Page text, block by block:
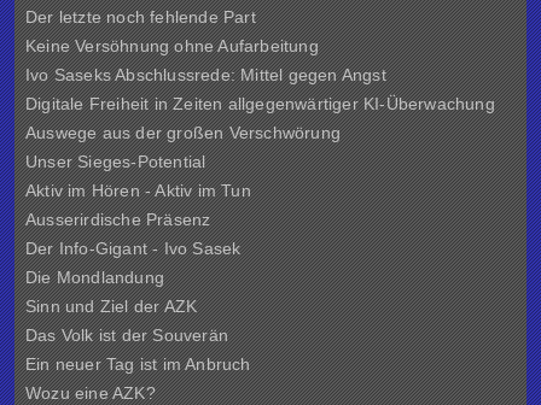
Der letzte noch fehlende Part
Keine Versöhnung ohne Aufarbeitung
Ivo Saseks Abschlussrede: Mittel gegen Angst
Digitale Freiheit in Zeiten allgegenwärtiger KI-Überwachung
Auswege aus der großen Verschwörung
Unser Sieges-Potential
Aktiv im Hören - Aktiv im Tun
Ausserirdische Präsenz
Der Info-Gigant - Ivo Sasek
Die Mondlandung
Sinn und Ziel derAZK
Das Volk ist der Souverän
Ein neuer Tag ist im Anbruch
Wozu eine AZK?